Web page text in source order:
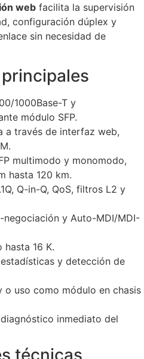
web facilita la supervisión
configuración dúplex y
sin necesidad de
1000Base-T y
módulo SFP.
a través de interfaz web,
multimodo y monomodo,
hasta 120 km.
Q-in-Q, QoS, filtros L2 y
negociación y Auto-MDI/MDI-
16 K.
y detección de
o uso como módulo en chasis
inmediato del
técnicas